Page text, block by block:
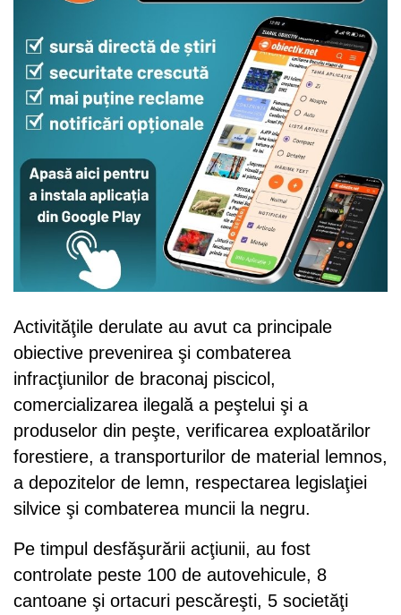
Activităţile derulate au avut ca principale
obiective prevenirea şi combaterea
infracţiunilor de braconaj piscicol,
comercializarea ilegală a peştelui şi a
produselor din peşte, verificarea exploatărilor
forestiere, a transporturilor de material lemnos,
a depozitelor de lemn, respectarea legislaţiei
silvice şi combaterea muncii la negru.
Pe timpul desfăşurării acţiunii, au fost
controlate peste 100 de autovehicule, 8
cantoane şi ortacuri pescăreşti, 5 societăţi